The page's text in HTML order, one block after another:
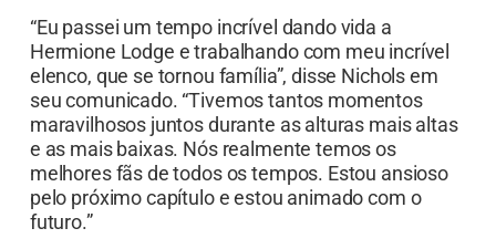
“Eu passei um tempo incrível dando vida a
Hermione Lodge e trabalhando com meu incrível
elenco, que se tornou família”, disse Nichols em
seu comunicado. “Tivemos tantos momentos
maravilhosos juntos durante as alturas mais altas
e as mais baixas. Nós realmente temos os
melhores fãs de todos os tempos. Estou ansioso
pelo próximo capítulo e estou animado com o
futuro.”